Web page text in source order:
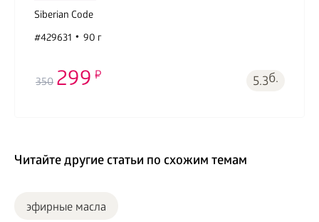
Siberian Code
#429631
90 г
350 299 5.3б.
Читайте другие статьи по схожим темам
эфирные масла